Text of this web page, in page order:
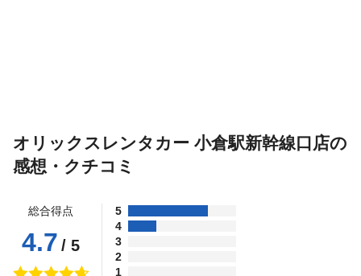
オリックスレンタカー 小倉駅新幹線口店の
感想・クチコミ
総合得点
4.7 / 5
5
4
3
2
1